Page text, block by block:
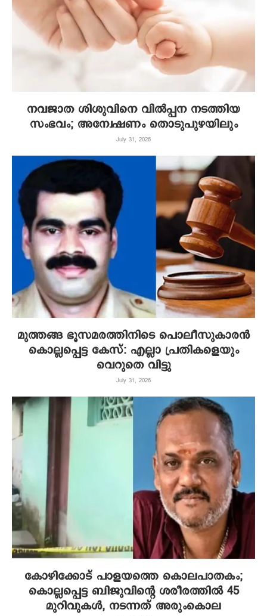
നവജാത ശിശുവിനെ വില്‍പ്പന നടത്തിയ
സംഭവം; അന്വേഷണം തൊടുപുഴയിലും
July 31, 2026
മുത്തങ്ങ ഭൂസമരത്തിനിടെ പൊലീസുകാരൻ
കൊല്ലപ്പെട്ട കേസ്: എല്ലാ പ്രതികളെയും
വെറുതെ വിട്ടു
July 31, 2026
കോഴിക്കോട് പാളയത്തെ കൊലപാതകം;
കൊല്ലപ്പെട്ട ബിജുവിന്റെ ശരീരത്തിൽ 45
മുറിവുകൾ, നടന്നത് അരുംകൊല